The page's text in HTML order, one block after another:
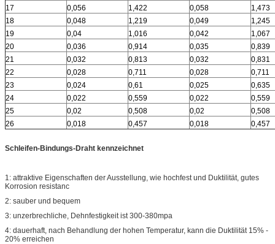
17
0,056 1,422 0,058
1,473
18
0,048 1,219 0,049
1,245
19
0,04 1,016 0,042
1,067
20
0,036 0,914 0,035
0,839
21
0,032 0,813 0,032
0,831
22
0,028 0,711 0,028
0,711
23
0,024 0,61 0,025
0,635
24
0,022 0,559 0,022
0,559
25
0,02 0,508 0,02
0,508
26
0,018 0,457 0,018 0,457
Schleifen-Bindungs-Draht kennzeichnet
1: attraktive Eigenschaften der Ausstellung, wie hochfest und Duktilität, gutes
Korrosion resistanc
2: sauber und bequem
3: unzerbrechliche, Dehnfestigkeit ist 300-380mpa
4: dauerhaft, nach Behandlung der hohen Temperatur, kann die Duktilität 15% -
20% erreichen